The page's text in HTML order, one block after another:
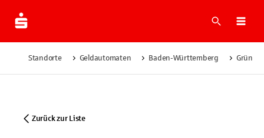
Suche
Standorte Geldautomaten Baden-Württemberg
Zurück zur Liste